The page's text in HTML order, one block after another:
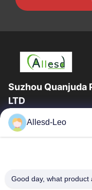
Suzhou
LTD
16years ervaring, als
ESD & Cleanroom
Huis
Allesd-Leo
Good day, what